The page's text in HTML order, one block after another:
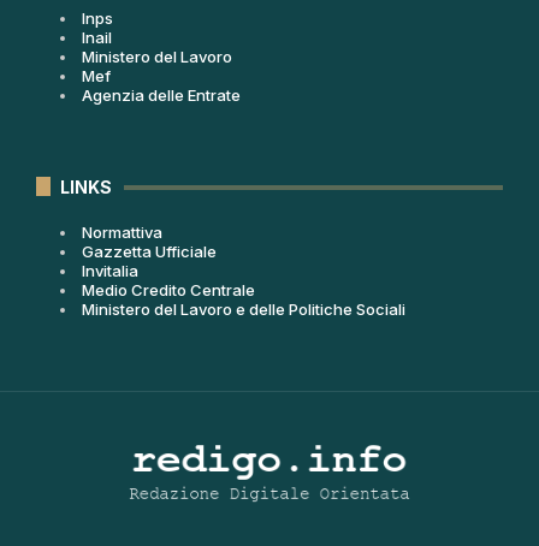
Inps
Inail
Ministero del Lavoro
Mef
Agenzia delle Entrate
LINKS
Normattiva
Gazzetta Ufficiale
Invitalia
Medio Credito Centrale
Ministero del Lavoro e delle Politiche Sociali